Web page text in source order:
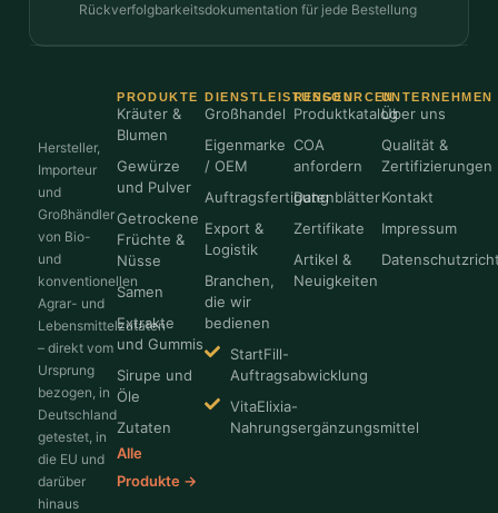
Rückverfolgbarkeitsdokumentation für jede Bestellung
Hersteller,
Importeur
und
Großhändler
von Bio-
und
konventionellen
Agrar- und
Lebensmittelzutaten
– direkt vom
Ursprung
bezogen, in
Deutschland
getestet, in
die EU und
darüber
hinaus
PRODUKTE
Kräuter &
Blumen
Gewürze
und Pulver
Getrockene
Früchte &
Nüsse
Samen
Extrakte
und Gummis
Sirupe und
Öle
Zutaten
Alle
Produkte →
DIENSTLEISTUNGEN
Großhandel
Eigenmarke
/ OEM
Auftragsfertigung
Export &
Logistik
Branchen,
die wir
bedienen
StartFill-
Auftragsabwicklung
VitaElixia-
Nahrungsergänzungsmittel
RESSOURCEN
Produktkatalog
COA
anfordern
Datenblätter
Zertifikate
Artikel &
Neuigkeiten
UNTERNEHMEN
Über uns
Qualität &
Zertifizierungen
Kontakt
Impressum